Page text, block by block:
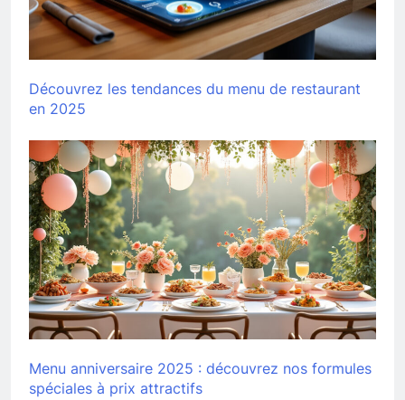
Découvrez les tendances du menu de restaurant
en 2025
Menu anniversaire 2025 : découvrez nos formules
spéciales à prix attractifs